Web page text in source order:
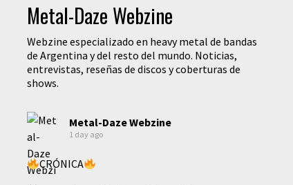
Metal-Daze Webzine
Webzine especializado en heavy metal de bandas
de Argentina y del resto del mundo. Noticias,
entrevistas, reseñas de discos y coberturas de
shows.
Metal-Daze Webzine
1 day ago
CRÓNICA